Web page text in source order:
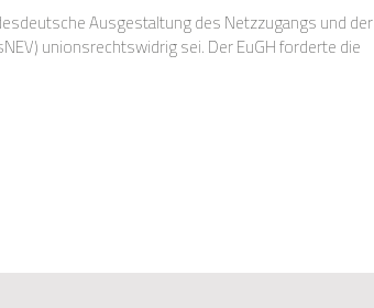
Ausgestaltung des Netzzugangs und der